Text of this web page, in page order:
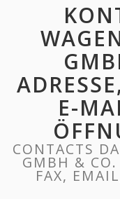
E-
CONTACTS
GMBH & CO.
FAX,